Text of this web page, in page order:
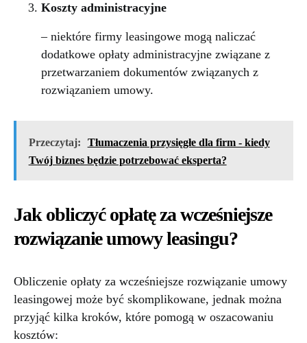
Koszty administracyjne
– niektóre firmy leasingowe mogą naliczać
dodatkowe opłaty administracyjne związane z
przetwarzaniem dokumentów związanych z
rozwiązaniem umowy.
Przeczytaj:
Tłumaczenia przysięgłe dla firm - kiedy
Twój biznes będzie potrzebować eksperta?
Jak obliczyć opłatę za wcześniejsze
rozwiązanie umowy leasingu?
Obliczenie opłaty za wcześniejsze rozwiązanie umowy
leasingowej może być skomplikowane, jednak można
przyjąć kilka kroków, które pomogą w oszacowaniu
kosztów: